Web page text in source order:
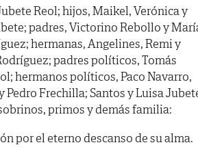
Reol; hijos, Maikel, Verónica y
padres, Victorino Rebollo y
hermanas, Angelines, Remi y
padres políticos, Tomás
hermanos políticos, Paco Navarro,
Pedro Frechilla; Santos y Luisa
primos y demás familia:
por el eterno descanso de su alma.